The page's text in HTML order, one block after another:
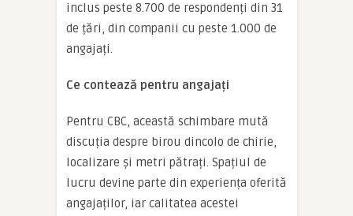
inclus peste 8.700 de respondenți din 31
de țări, din companii cu peste 1.000 de
angajați.
Ce contează pentru angajați
Pentru CBC, această schimbare mută
discuția despre birou dincolo de chirie,
localizare și metri pătrați. Spațiul de
lucru devine parte din experiența oferită
angajaților, iar calitatea acestei